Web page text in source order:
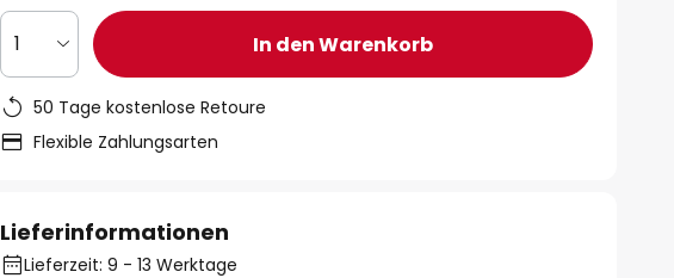
1 In den Warenkorb
50 Tage kostenlose Retoure
Flexible Zahlungsarten
Lieferinformationen
Lieferzeit: 9 - 13 Werktage